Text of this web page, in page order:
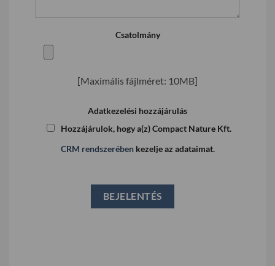
Csatolmány
[Maximális fájlméret: 10MB]
Adatkezelési hozzájárulás
Hozzájárulok, hogy a(z) Compact Nature Kft.
CRM rendszerében kezelje az adataimat.